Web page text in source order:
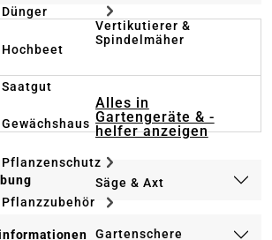
Dünger
Hochbeet
Saatgut
Gewächshaus
Pflanzenschutz
Pflanzzubehör
Vertikutierer &
Spindelmäher
Alles in
Gartengeräte & -
helfer anzeigen
Säge & Axt
Gartenschere